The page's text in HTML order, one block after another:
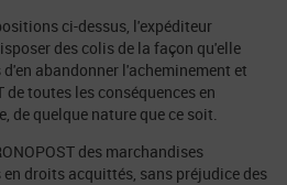
ci-dessus, l'expéditeur
des colis de la façon qu'elle
abandonner l'acheminement et
de toutes les conséquences en
de quelque nature que ce soit.
des marchandises
droits acquittés, sans préjudice des